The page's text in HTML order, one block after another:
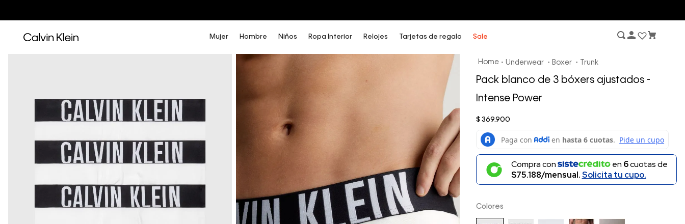
Mujer Hombre Niños Ropa Interior Relojes Tarjetas de regalo Sale
Underwear Boxer Trunk
Pack blanco de 3 bóxers ajustados -
Intense Power
$ 369.900
Compra con en 6cuotas de
$75.188/mensual.Solicita tu cupo.
Colores